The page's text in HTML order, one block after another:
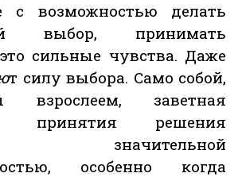
с возможностью делать
выбор, принимать
сильные чувства. Даже
т силу выбора. Само собой,
заветная
принятия решения
значительной
особенно когда